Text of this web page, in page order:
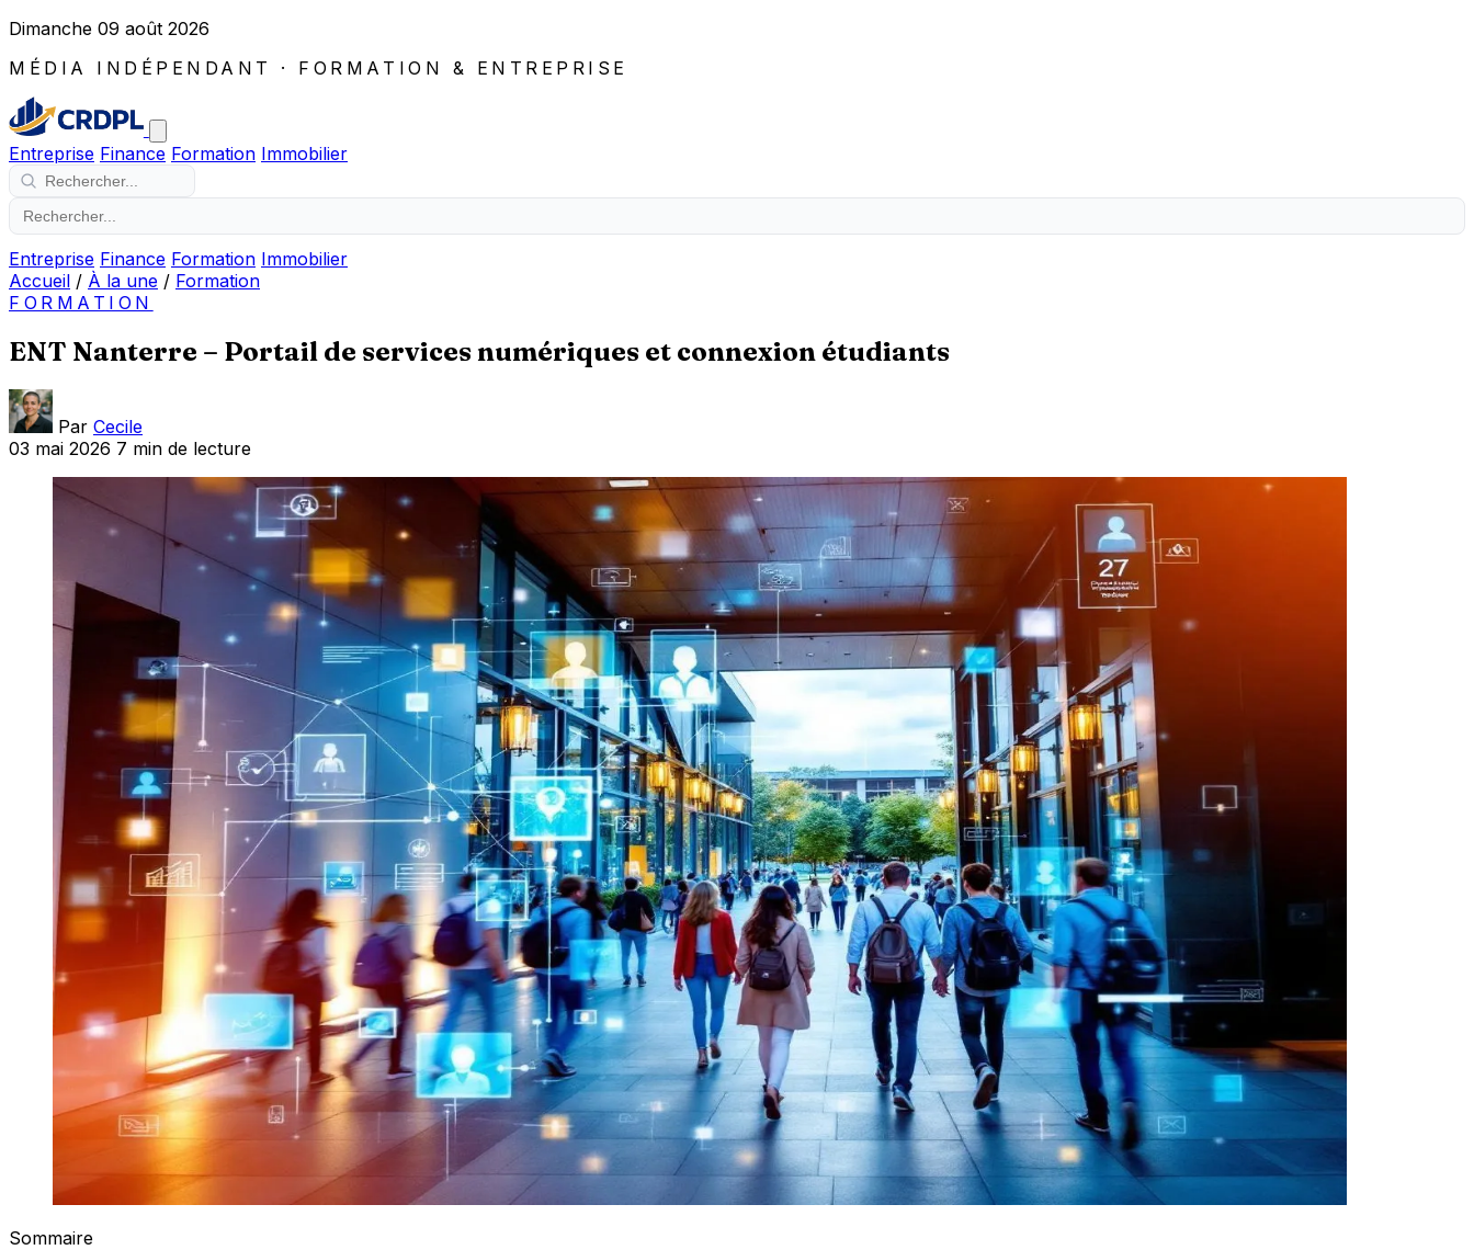
Dimanche 09 août 2026
MÉDIA INDÉPENDANT · FORMATION & ENTREPRISE
Entreprise Finance Formation Immobilier
Entreprise Finance Formation Immobilier
Accueil / À la une / Formation
FORMATION
ENT Nanterre – Portail de services numériques et connexion étudiants
Par Cecile
03 mai 2026 7 min de lecture
Sommaire